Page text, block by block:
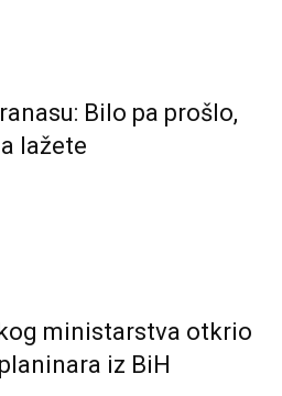
Bilo pa prošlo,
lažete
ministarstva otkrio
iz BiH